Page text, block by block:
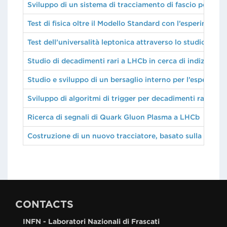
Sviluppo di un sistema di tracciamento di fascio per
Test di fisica oltre il Modello Standard con l’esperimento
Test dell’universalità leptonica attraverso lo studio dei
Studio di decadimenti rari a LHCb in cerca di indizi su
Studio e sviluppo di un bersaglio interno per
Sviluppo di algoritmi di trigger per decadimenti rari a
Ricerca di segnali di Quark Gluon Plasma a LHCb
Costruzione di un nuovo tracciatore, basato sulla
CONTACTS
INFN - Laboratori Nazionali di Frascati